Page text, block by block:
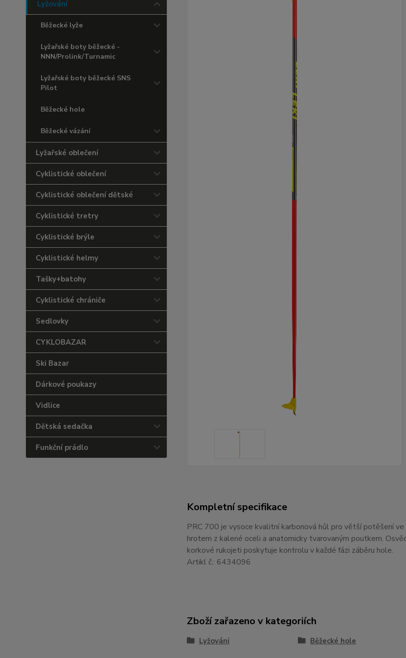
Lyžování
Běžecké lyže
Lyžařské boty běžecké -
NNN/Prolink/Turnamic
Lyžařské boty běžecké SNS
Pilot
Běžecké hole
Běžecké vázání
Lyžařské oblečení
Cyklistické oblečení
Cyklistické oblečení dětské
Cyklistické tretry
Cyklistické brýle
Cyklistické helmy
Tašky+batohy
Cyklistické chrániče
Sedlovky
CYKLOBAZAR
Ski Bazar
Dárkové poukazy
Vidlice
Dětská sedačka
Funkční prádlo
Kompletní specifikace
PRC 700 je vysoce kvalitní karbonová hůl pro větší potěšení
hrotem z kalené oceli a anatomicky tvarovaným poutkem.
korkové rukojeti poskytuje kontrolu v každé fázi záběru hole.
Artikl č.: 6434096
Zboží zařazeno v kategoriích
Lyžování Běžecké hole